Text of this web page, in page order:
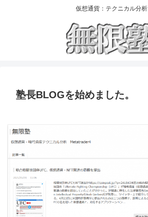
仮想通貨：テクニカル分析
塾長BLOGを始めました。